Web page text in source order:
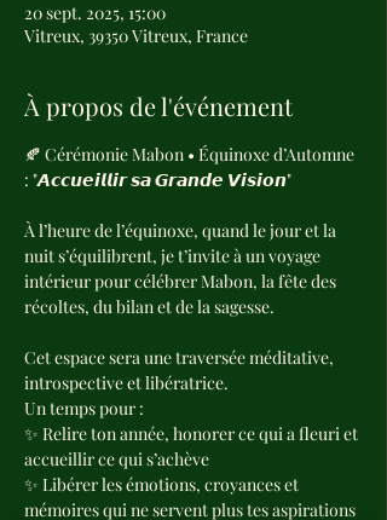
20 sept. 2025, 15:00
Vitreux, 39350 Vitreux, France
À propos de l'événement
🍂 Cérémonie Mabon • Équinoxe d’Automne
: "𝘼𝙘𝙘𝙪𝙚𝙞𝙡𝙡𝙞𝙧 𝙨𝙖 𝙂𝙧𝙖𝙣𝙙𝙚 𝙑𝙞𝙨𝙞𝙤𝙣"
À l’heure de l’équinoxe, quand le jour et la
nuit s’équilibrent, je t’invite à un voyage
intérieur pour célébrer Mabon, la fête des
récoltes, du bilan et de la sagesse.
Cet espace sera une traversée méditative,
introspective et libératrice.
Un temps pour :
✨ Relire ton année, honorer ce qui a fleuri et
accueillir ce qui s’achève
✨ Libérer les émotions, croyances et
mémoires qui ne servent plus tes aspirations